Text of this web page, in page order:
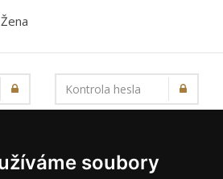
soubory
Žena
Kontrola hesla